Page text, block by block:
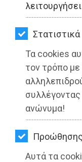
Στατιστικά
Τα cookies
τον τρόπο με
ανώνυμα!
Προώθησης
Αυτά τα
ΥΓΕΙΑ
LIFESTYLE
ΤΑΞΙΔΙΑ
ΕΞΟΔΟΣ
ΚΑΤΟΙΚΙΔΙΟ
ΑΓΓΕΛΙΕΣ
Περιφέρεια
προμήθεια
στους
Διαβάστηκε 3227 φορές